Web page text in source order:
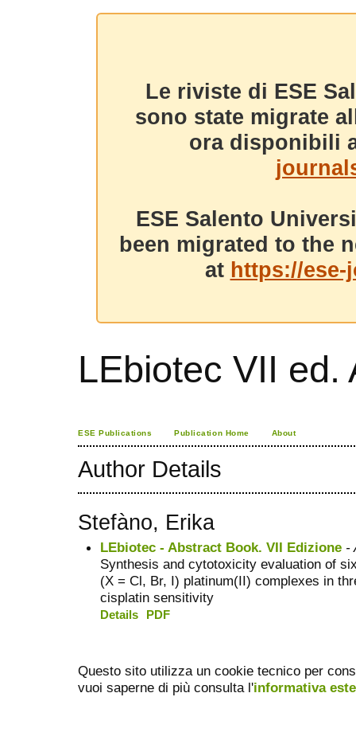
Le riviste di ESE
sono state migrate
ora disponibili
ESE Salento
been migrated to the
at https://
LEbiotec VII ed.
ESE Publications Publication Home About
Author Details
Stefàno, Erika
LEbiotec - Abstract Book. VII Edizione -
Synthesis and cytotoxicity evaluation of
(X = Cl, Br, I) platinum(II) complexes in
cisplatin sensitivity
Details PDF
Questo sito utilizza un cookie tecnico per
vuoi saperne di più consulta l'informativa